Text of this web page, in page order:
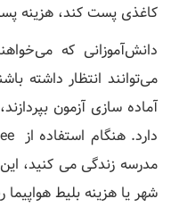
کاغذی پست کند، هزینه
دانش‌آموزانی که
می‌توانند انتظار داشته
آماده ‌سازی آزمون
مدرسه زندگی می کنید،
شهر یا هزینه بلیط